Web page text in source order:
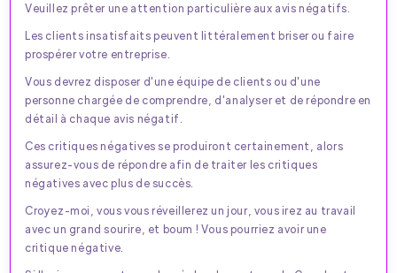
Veuillez prêter une attention particulière aux avis négatifs.
Les clients insatisfaits peuvent littéralement briser ou faire
prospérer votre entreprise.
Vous devrez disposer d'une équipe de clients ou d'une
personne chargée de comprendre, d'analyser et de répondre en
détail à chaque avis négatif.
Ces critiques négatives se produiront certainement, alors
assurez-vous de répondre afin de traiter les critiques
négatives avec plus de succès.
Croyez-moi, vous vous réveillerez un jour, vous irez au travail
avec un grand sourire, et boum ! Vous pourriez avoir une
critique négative.